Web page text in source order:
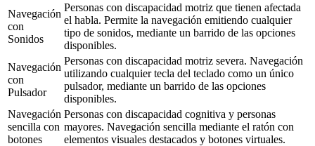
Navegación
con
Sonidos
Personas con discapacidad motriz que tienen afectada
el habla. Permite la navegación emitiendo cualquier
tipo de sonidos, mediante un barrido de las opciones
disponibles.
Navegación
con
Pulsador
Personas con discapacidad motriz severa. Navegación
utilizando cualquier tecla del teclado como un único
pulsador, mediante un barrido de las opciones
disponibles.
Navegación
sencilla con
botones
Personas con discapacidad cognitiva y personas
mayores. Navegación sencilla mediante el ratón con
elementos visuales destacados y botones virtuales.